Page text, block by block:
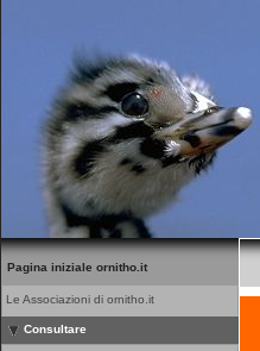
Pagina iniziale ornitho.it
Le Associazioni di ornitho.it
Consultare